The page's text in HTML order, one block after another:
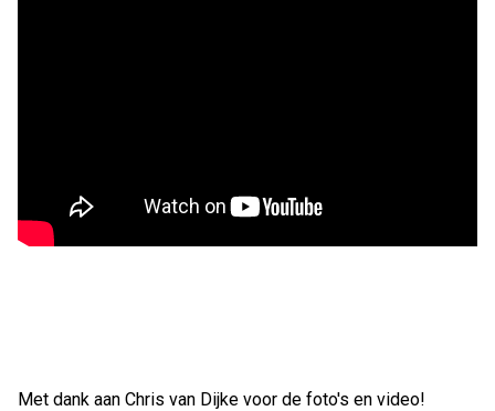
Met dank aan Chris van Dijke voor de foto's en video!